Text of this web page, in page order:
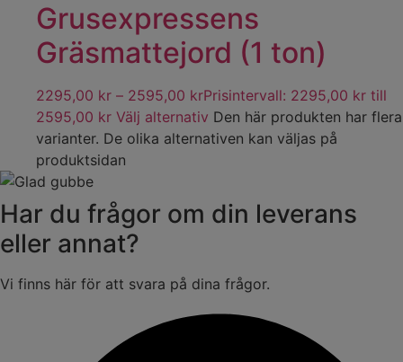
Grusexpressens
Gräsmattejord (1 ton)
2295,00 kr – 2595,00 krPrisintervall: 2295,00 kr till
2595,00 kr Välj alternativ Den här produkten har flera
varianter. De olika alternativen kan väljas på
produktsidan
Har du frågor om din leverans
eller annat?
Vi finns här för att svara på dina frågor.